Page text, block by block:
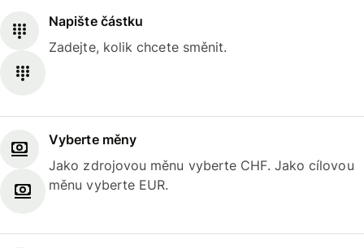
Napište částku
Zadejte, kolik chcete směnit.
Vyberte měny
Jako zdrojovou měnu vyberte CHF. Jako cílovou
měnu vyberte EUR.